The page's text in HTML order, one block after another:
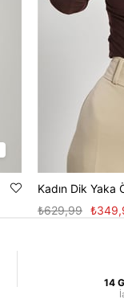
Kadın Dik Yaka
₺629,99
14